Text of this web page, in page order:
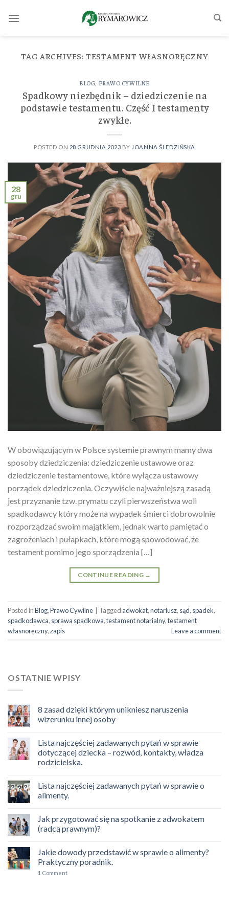
TAG ARCHIVES: TESTAMENT WŁASNORĘCZNY
BLOG PRAWO CYWILNE
Spadkowy niezbędnik – dziedziczenie na
podstawie testamentu. Część I testamenty
zwykłe.
POSTED ON 28 GRUDNIA 2023 BY JOANNA ŚLEDZIŃSKA
28
gru
W obowiązującym w Polsce systemie prawnym mamy dwa
sposoby dziedziczenia: dziedziczenie ustawowe oraz
dziedziczenie testamentowe, które wyłącza ustawowy
porządek dziedziczenia. Oczywiście najważniejszą zasadą
jest przyznanie tzw. prymatu czyli pierwszeństwa woli
spadkodawcy który może na wypadek śmierci dobrowolnie
rozporządzać swoim majątkiem, jednak warto pamiętać o
zagrożeniach i pułapkach, które mogą spowodować, że
testament pomimo jego sporządzenia […]
CONTINUE READING →
Posted inBlog,Prawo Cywilne Tagged adwokat,notariusz, sąd, spadek,
spadkodawca, sprawa spadkowa,testament notarialny,testament
własnoręczny,zapis Leave a comment
OSTATNIE WPISY
8 zasad dzięki którym unikniesz naruszenia
wizerunku innej osoby
Lista najczęściej zadawanych pytań w sprawie
dotyczącej dziecka – rozwód, kontakty, władza
rodzicielska.
Lista najczęściej zadawanych pytań w sprawie o
alimenty.
Jak przygotować się na spotkanie z adwokatem
(radcą prawnym)?
Jakie dowody przedstawić w sprawie o alimenty?
Praktyczny poradnik.
1 Comment